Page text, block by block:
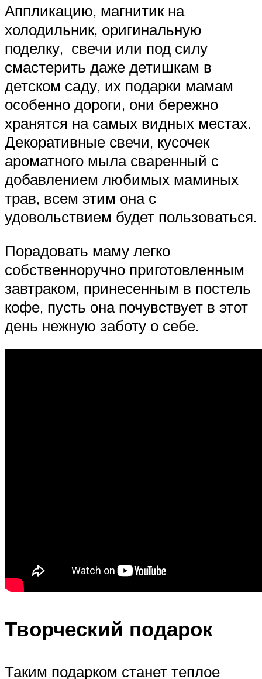
Аппликацию, магнитик на
холодильник, оригинальную
поделку, свечи или под силу
смастерить даже детишкам в
детском саду, их подарки мамам
особенно дороги, они бережно
хранятся на самых видных местах.
Декоративные свечи, кусочек
ароматного мыла сваренный с
добавлением любимых маминых
трав, всем этим она с
удовольствием будет пользоваться.
Порадовать маму легко
собственноручно приготовленным
завтраком, принесенным в постель
кофе, пусть она почувствует в этот
день нежную заботу о себе.
Творческий подарок
Таким подарком станет теплое